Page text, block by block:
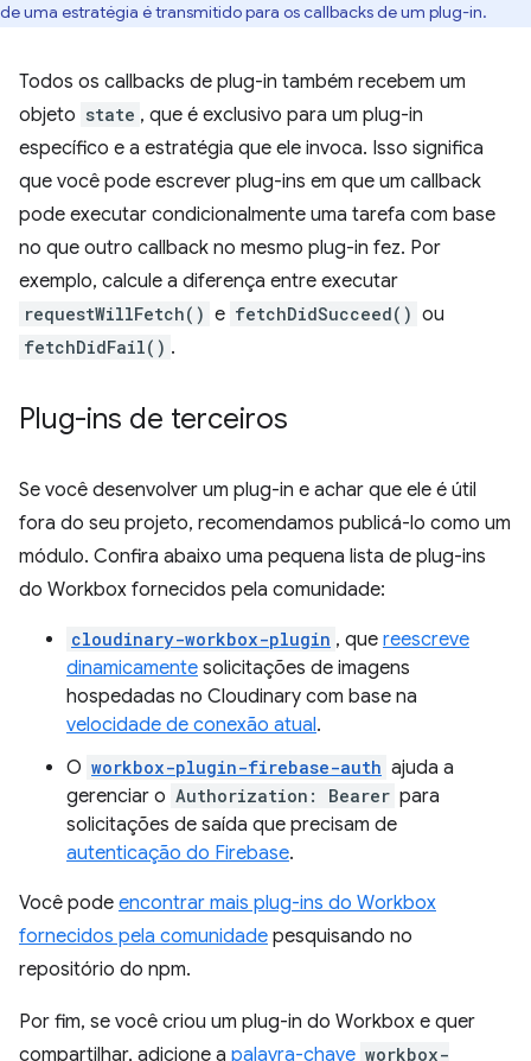
de uma estratégia é transmitido para os callbacks de um plug-in.
Todos os callbacks de plug-in também recebem um
objeto state , que é exclusivo para um plug-in
específico e a estratégia que ele invoca. Isso significa
que você pode escrever plug-ins em que um callback
pode executar condicionalmente uma tarefa com base
no que outro callback no mesmo plug-in fez. Por
exemplo, calcule a diferença entre executar
requestWillFetch() e fetchDidSucceed() ou
fetchDidFail() .
Plug-ins de terceiros
Se você desenvolver um plug-in e achar que ele é útil
fora do seu projeto, recomendamos publicá-lo como um
módulo. Confira abaixo uma pequena lista de plug-ins
do Workbox fornecidos pela comunidade:
cloudinary-workbox-plugin , que reescreve
dinamicamente solicitações de imagens
hospedadas no Cloudinary com base na
velocidade de conexão atual.
O workbox-plugin-firebase-auth ajuda a
gerenciar o Authorization: Bearer para
solicitações de saída que precisam de
autenticação do Firebase.
Você pode encontrar mais plug-ins do Workbox
fornecidos pela comunidade pesquisando no
repositório do npm.
Por fim, se você criou um plug-in do Workbox e quer
compartilhar, adicione a palavra-chave workbox-